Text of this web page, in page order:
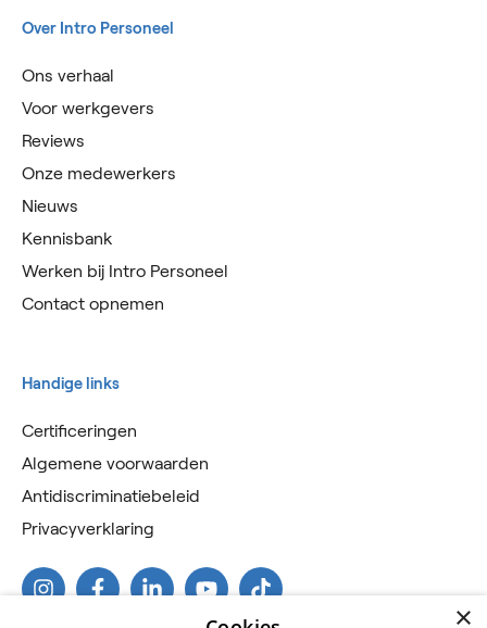
Over Intro Personeel
Ons verhaal
Voor werkgevers
Reviews
Onze medewerkers
Nieuws
Kennisbank
Werken bij Intro Personeel
Contact opnemen
Handige links
Certificeringen
Algemene voorwaarden
Antidiscriminatiebeleid
Privacyverklaring
×